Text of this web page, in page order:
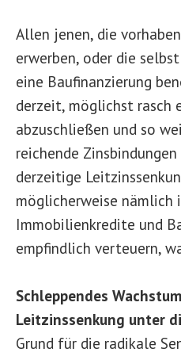
Allen jenen, die
erwerben, oder die
eine Baufinanzierung
derzeit, möglichst rasch
abzuschließen und so
reichende
derzeitige
möglicherweise nämlich
Immobilienkredite und
empfindlich verteuern,
Schleppendes
Leitzinssenkung unter
Grund für die radikale